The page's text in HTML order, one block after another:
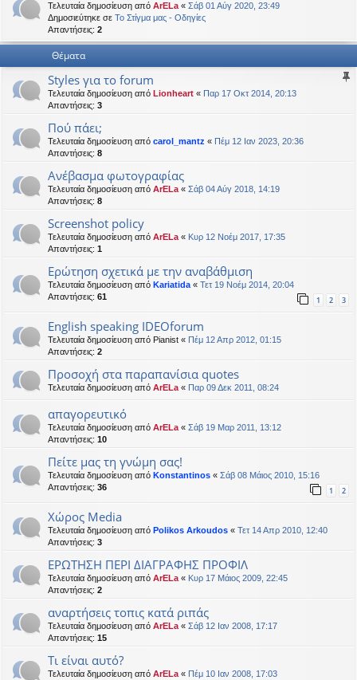
εις
Τελευταία δημοσίευση από ArELa « Σάβ 01 Αύγ 2020, 23:49
Δημοσιεύτηκε σε Το Στίγμα μας - Οδηγίες
Απαντήσεις: 2
Θέματα
Styles για το forum
Τελευταία δημοσίευση από Lionheart « Παρ 17 Οκτ 2014, 20:13
Απαντήσεις: 3
Πού πάει;
Τελευταία δημοσίευση από carol_mantz « Πέμ 12 Ιαν 2023, 20:36
Απαντήσεις: 8
Ανέβασμα φωτογραφίας
Τελευταία δημοσίευση από ArELa « Σάβ 04 Αύγ 2018, 14:19
Απαντήσεις: 8
Screenshot policy
Τελευταία δημοσίευση από ArELa « Κυρ 12 Νοέμ 2017, 17:35
Απαντήσεις: 1
Ερώτηση σχετικά με την αναβάθμιση
Τελευταία δημοσίευση από Kariatida « Τετ 19 Νοέμ 2014, 20:04
Απαντήσεις: 61 1 2 3
English speaking IDEOforum
Τελευταία δημοσίευση από Pianist « Πέμ 12 Απρ 2012, 01:15
Απαντήσεις: 2
Προσοχή στα παραπανίσια quotes
Τελευταία δημοσίευση από ArELa « Παρ 09 Δεκ 2011, 08:24
απαγορευτικό
Τελευταία δημοσίευση από ArELa « Σάβ 19 Μαρ 2011, 13:12
Απαντήσεις: 10
Πείτε μας τη γνώμη σας!
Τελευταία δημοσίευση από Konstantinos « Σάβ 08 Μάιος 2010, 15:16
Απαντήσεις: 36 1 2
Χώρος Media
Τελευταία δημοσίευση από Polikos Arkoudos « Τετ 14 Απρ 2010, 12:40
Απαντήσεις: 3
ΕΡΩΤΗΣΗ ΠΕΡΙ ΔΙΑΓΡΑΦΗΣ ΠΡΟΦΙΛ
Τελευταία δημοσίευση από ArELa « Κυρ 17 Μάιος 2009, 22:45
Απαντήσεις: 2
αναρτήσεις τοπις κατά ριπάς
Τελευταία δημοσίευση από ArELa « Σάβ 12 Ιαν 2008, 17:17
Απαντήσεις: 15
Τι είναι αυτό?
Τελευταία δημοσίευση από ArELa « Πέμ 10 Ιαν 2008, 17:03